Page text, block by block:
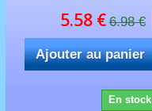
5.58 € 6.98 €
Ajouter au panier
En stock